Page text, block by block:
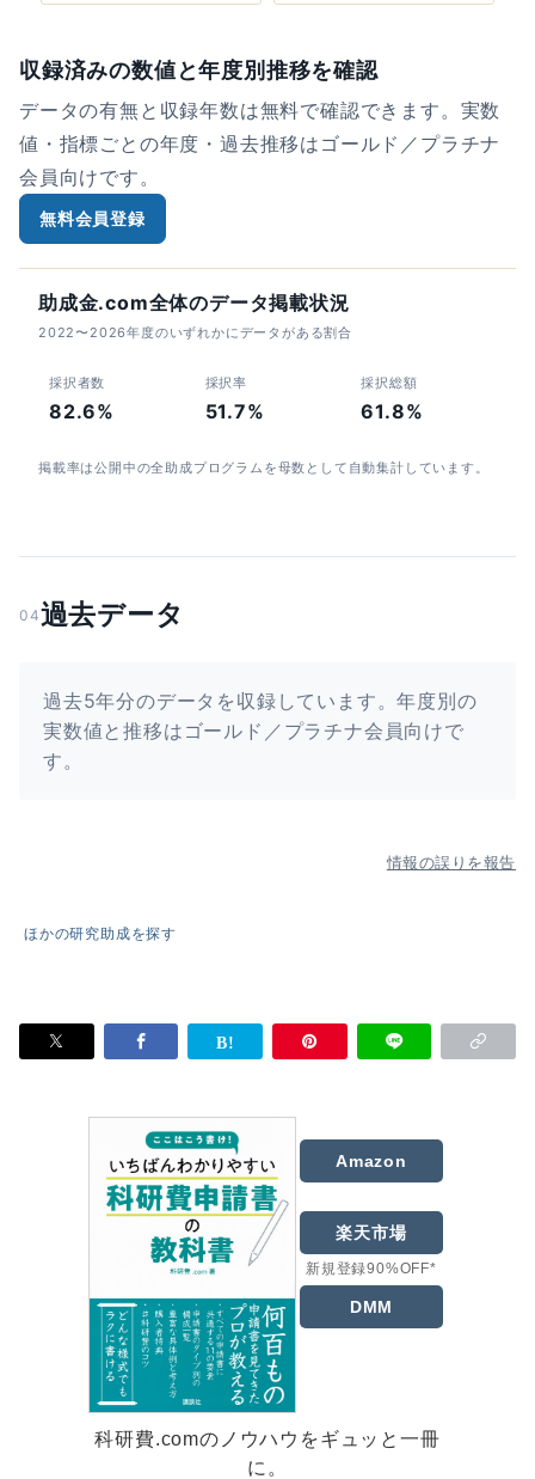
収録済みの数値と年度別推移を確認
データの有無と収録年数は無料で確認できます。実数
値・指標ごとの年度・過去推移はゴールド／プラチナ
会員向けです。
無料会員登録
助成金.com全体のデータ掲載状況
2022〜2026年度のいずれかにデータがある割合
採択者数
82.6%
採択率
51.7%
採択総額
61.8%
掲載率は公開中の全助成プログラムを母数として自動集計しています。
04過去データ
過去5年分のデータを収録しています。年度別の
実数値と推移はゴールド／プラチナ会員向けで
す。
情報の誤りを報告
ほかの研究助成を探す
Amazon
楽天市場
新規登録90%OFF*
DMM
科研費.comのノウハウをギュッと一冊
に。